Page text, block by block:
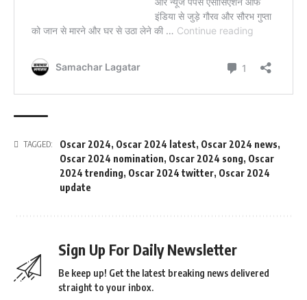
TAGGED: Oscar 2024, Oscar 2024 latest, Oscar 2024 news,
Oscar 2024 nomination, Oscar 2024 song, Oscar
2024 trending, Oscar 2024 twitter, Oscar 2024
update
Sign Up For Daily Newsletter
Be keep up! Get the latest breaking news delivered
straight to your inbox.